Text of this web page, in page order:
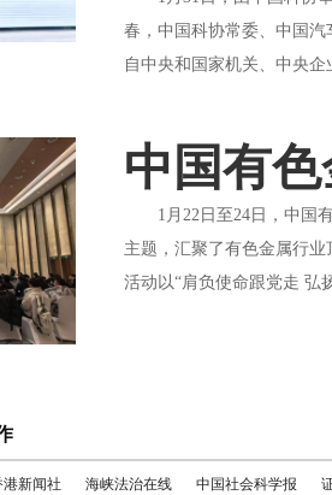
春，中国科协常委、中国
自中央和国家机关、中央
中国有
1月22日至24日，中国有
主题，汇聚了有色金属行
活动以“肩负使命跟党走 弘
港新闻社 海峡法治在线 中国社会科学报